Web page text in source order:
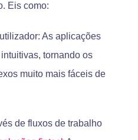
Eis como:
As aplicações
tornando os
muito mais fáceis de
de fluxos de trabalho